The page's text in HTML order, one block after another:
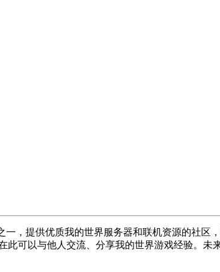
一，提供优质我的世界服务器和联机资源的社
可以与他人交流、分享我的世界游戏经验。未